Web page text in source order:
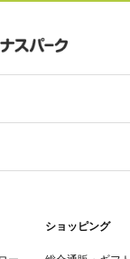
ショッピング